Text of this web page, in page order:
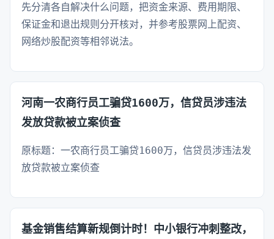
先分清各自解决什么问题，把资金来源、费用期限、
保证金和退出规则分开核对，并参考股票网上配资、
网络炒股配资等相邻说法。
河南一农商行员工骗贷1600万，信贷员涉违法
发放贷款被立案侦查
原标题：一农商行员工骗贷1600万，信贷员涉违法发
放贷款被立案侦查
基金销售结算新规倒计时！中小银行冲刺整改，